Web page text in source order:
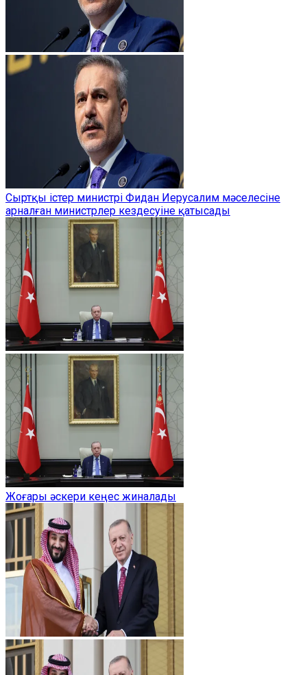
Сыртқы істер министрі Фидан Иерусалим мәселесіне
арналған министрлер кездесуіне қатысады
Жоғары әскери кеңес жиналады